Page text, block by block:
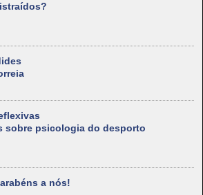
sobre psicologia do desporto
a nós!